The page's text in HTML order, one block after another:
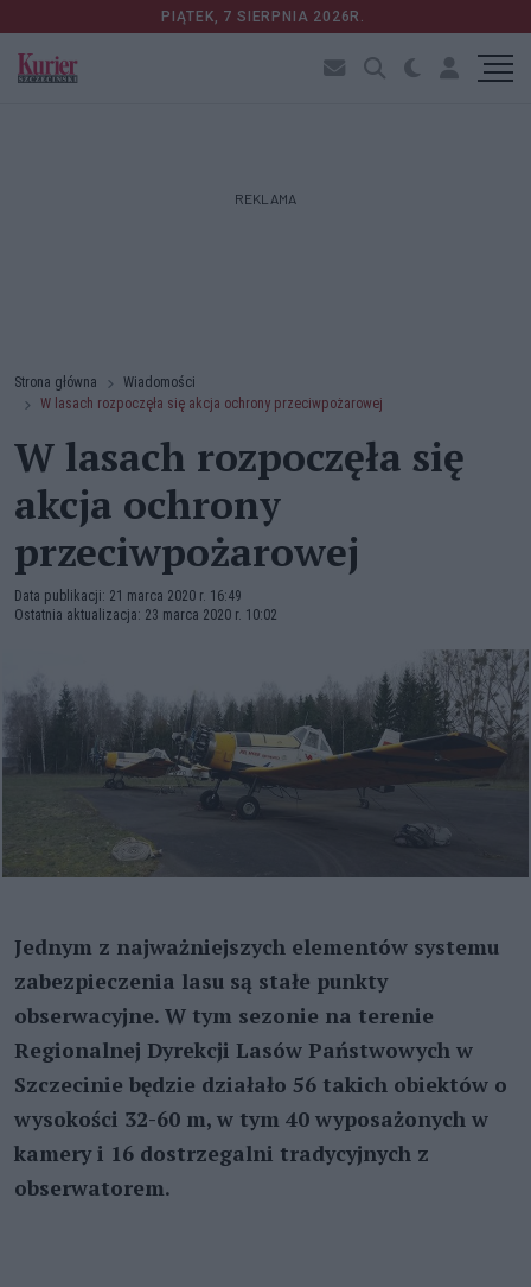
PIĄTEK, 7 SIERPNIA 2026R.
REKLAMA
Strona główna
Wiadomości
W lasach rozpoczęła się akcja ochrony przeciwpożarowej
W lasach rozpoczęła się
akcja ochrony
przeciwpożarowej
Data publikacji: 21 marca 2020 r. 16:49
Ostatnia aktualizacja: 23 marca 2020 r. 10:02
Jednym z najważniejszych elementów systemu
zabezpieczenia lasu są stałe punkty
obserwacyjne. W tym sezonie na terenie
Regionalnej Dyrekcji Lasów Państwowych w
Szczecinie będzie działało 56 takich obiektów o
wysokości 32-60 m, w tym 40 wyposażonych w
kamery i 16 dostrzegalni tradycyjnych z
obserwatorem.